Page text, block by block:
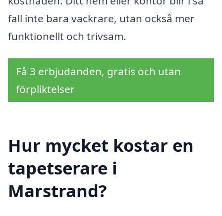
fall inte bara vackrare, utan också mer
funktionellt och trivsam.
Få 3 erbjudanden, gratis och utan
förpliktelser
Hur mycket kostar en
tapetserare i
Marstrand?